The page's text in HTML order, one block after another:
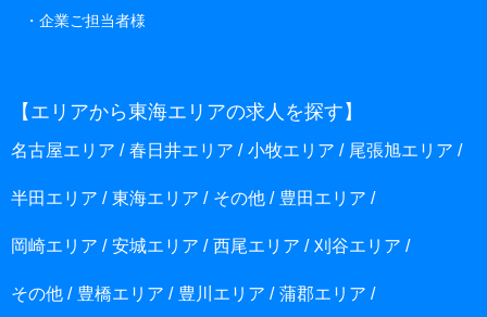
企業ご担当者様
【エリアから東海エリアの求人を探す】
名古屋エリア 春日井エリア 小牧エリア 尾張旭エリア
半田エリア 東海エリア その他 豊田エリア
岡崎エリア 安城エリア 西尾エリア 刈谷エリア
その他 豊橋エリア 豊川エリア 蒲郡エリア